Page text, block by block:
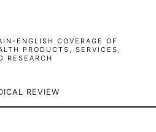
ENGLISH COVERAGE OF
PRODUCTS, SERVICES,
RESEARCH
REVIEW